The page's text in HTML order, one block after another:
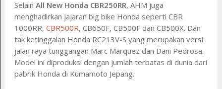
Selain All New Honda CBR250RR, AHM juga
menghadirkan jajaran big bike Honda seperti CBR
1000RR, CBR500R, CB650F, CB500F dan CB500X. Dan
tak ketinggalan Honda RC213V-S yang merupakan versi
jalan raya tunggangan Marc Marquez dan Dani Pedrosa.
Model ini diproduksi dengan jumlah terbatas di dunia dari
pabrik Honda di Kumamoto Jepang.